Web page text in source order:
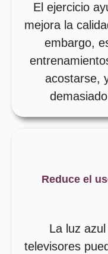
El ejercicio
mejora la
embargo,
acostarse,
Reduce el
La luz
televisores